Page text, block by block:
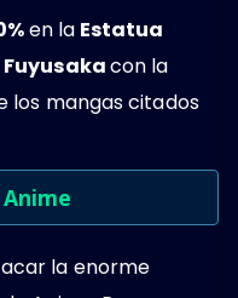
en la Estatua
Fuyusakacon la
los mangas citados
la enorme